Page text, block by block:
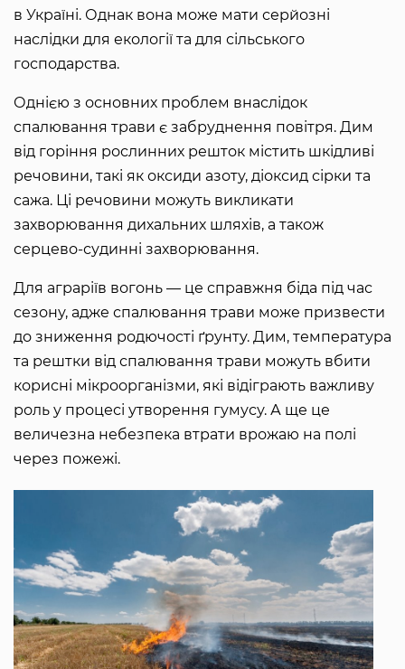
в Україні. Однак вона може мати серйозні
наслідки для екології та для сільського
господарства.
Однією з основних проблем внаслідок
спалювання трави є забруднення повітря. Дим
від горіння рослинних решток містить шкідливі
речовини, такі як оксиди азоту, діоксид сірки та
сажа. Ці речовини можуть викликати
захворювання дихальних шляхів, а також
серцево-судинні захворювання.
Для аграріїв вогонь — це справжня біда під час
сезону, адже спалювання трави може призвести
до зниження родючості ґрунту. Дим, температура
та рештки від спалювання трави можуть вбити
корисні мікроорганізми, які відіграють важливу
роль у процесі утворення гумусу. А ще це
величезна небезпека втрати врожаю на полі
через пожежі.